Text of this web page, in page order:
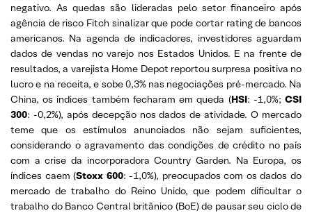
negativo. As quedas são lideradas pelo setor financeiro após
agência de risco Fitch sinalizar que pode cortar rating de bancos
americanos. Na agenda de indicadores, investidores aguardam
dados de vendas no varejo nos Estados Unidos. E na frente de
resultados, a varejista Home Depot reportou surpresa positiva no
lucro e na receita, e sobe 0,3% nas negociações pré-mercado. Na
China, os índices também fecharam em queda (HSI: -1,0%;CSI
300: -0,2%), após decepção nos dados de atividade. O mercado
teme que os estímulos anunciados não sejam suficientes,
considerando o agravamento das condições de crédito no país
com a crise da incorporadora Country Garden. Na Europa, os
índices caem (Stoxx 600: -1,0%), preocupados com os dados do
mercado de trabalho do Reino Unido, que podem dificultar o
trabalho do Banco Central britânico (BoE) de pausar seu ciclo de